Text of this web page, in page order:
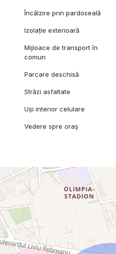
Încălzire prin pardoseală
Izolație exterioară
Mijloace de transport în
comun
Parcare deschisă
Străzi asfaltate
Uși interior celulare
Vedere spre oraș